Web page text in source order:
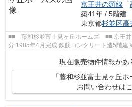
京王井の頭線 「
築41年 / 5階建
東京都杉並区高
■■ 藤和杉並富士見ヶ丘ホームズ ■■ 京王井の頭線 富士見ヶ丘駅 徒歩7
分 1985年4月完成 鉄筋コンクリート造5階建 総戸数47戸 ■■ 周辺情報 ■■
現在販売物件情報があ
「藤和杉並富士見ヶ丘
お問い合わせは